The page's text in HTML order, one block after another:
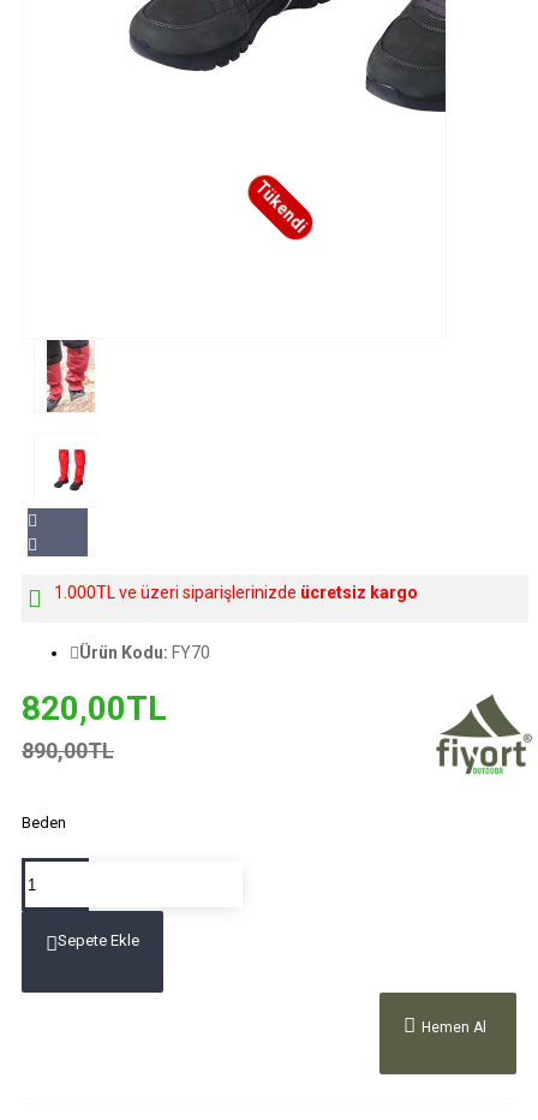
Tükendi
1.000TL ve üzeri siparişlerinizde ücretsiz kargo
Ürün Kodu: FY70
820,00TL
890,00TL
Beden
Sepete Ekle
Hemen Al